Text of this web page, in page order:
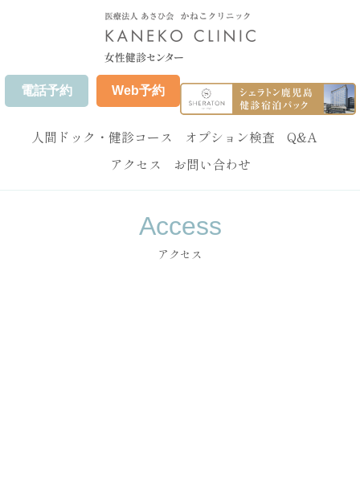
電話予約 Web予約
人間ドック・健診コース オプション検査
Q&A
アクセス
お問い合わせ
Access
アクセス